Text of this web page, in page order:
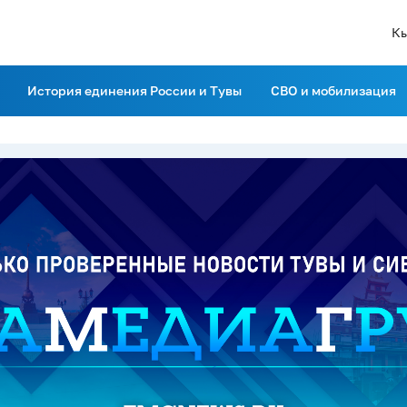
История единения России и Тувы СВО и мобилизация